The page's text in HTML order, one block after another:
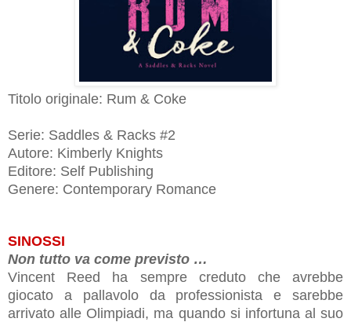
Titolo originale: Rum & Coke
Serie: Saddles & Racks #2
Autore: Kimberly Knights
Editore: Self Publishing
Genere: Contemporary Romance
SINOSSI
Non tutto va come previsto …
Vincent Reed ha sempre creduto che avrebbe
giocato a pallavolo da professionista e sarebbe
arrivato alle Olimpiadi, ma quando si infortuna al suo